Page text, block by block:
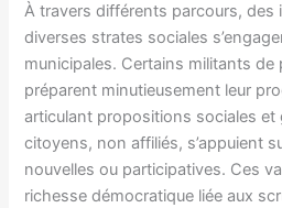
À travers différents parcours, des
diverses strates sociales
municipales. Certains militants de
préparent minutieusement leur
articulant propositions sociales et
citoyens, non affiliés, s’appuient
nouvelles ou participatives. Ces
richesse démocratique liée aux